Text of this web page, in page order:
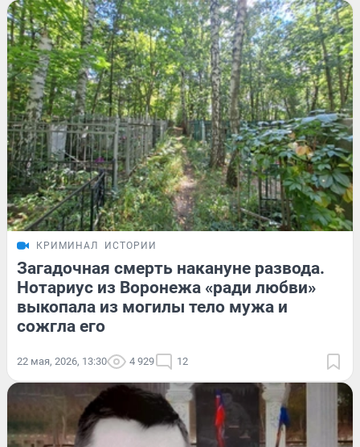
КРИМИНАЛ ИСТОРИИ
Загадочная смерть накануне развода.
Нотариус из Воронежа «ради любви»
выкопала из могилы тело мужа и
сожгла его
22 мая, 2026, 13:30 4 929 12